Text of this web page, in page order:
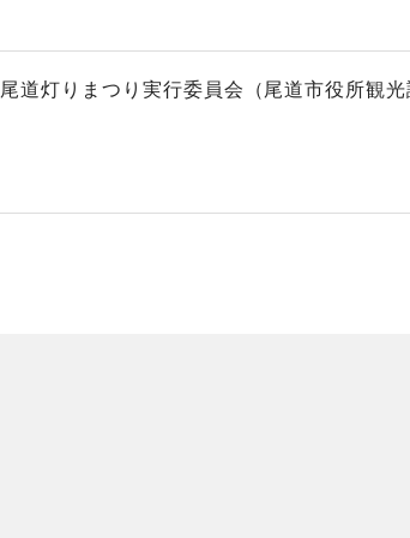
尾道灯りまつり実行委員会（尾道市役所観光